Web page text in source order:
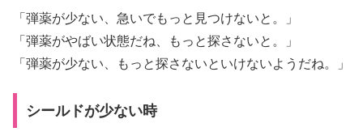
「弾薬が少ない、急いでもっと見つけないと。」
「弾薬がやばい状態だね、もっと探さないと。」
「弾薬が少ない、もっと探さないといけないようだね。」
シールドが少ない時